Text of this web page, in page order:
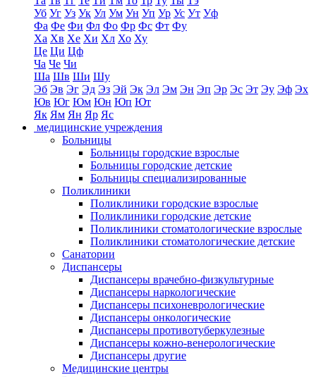
Уб Уг Уз Ук Ул Ум Ун Уп Ур Ус Ут Уф
Фа Фе Фи Фл Фо Фр Фс Фт Фу
Ха Хв Хе Хи Хл Хо Ху
Це Ци Цф
Ча Че Чи
Ша Шв Ши Шу
Эб Эв Эг Эд Эз Эй Эк Эл Эм Эн Эп Эр Эс Эт Эу Эф Эх
Юв Юг Юм Юн Юп Ют
Як Ям Ян Яр Яс
медицинские учреждения
Больницы
Больницы городские взрослые
Больницы городские детские
Больницы специализированные
Поликлиники
Поликлиники городские взрослые
Поликлиники городские детские
Поликлиники стоматологические взрослые
Поликлиники стоматологические детские
Санатории
Диспансеры
Диспансеры врачебно-физкультурные
Диспансеры наркологические
Диспансеры психоневрологические
Диспансеры онкологические
Диспансеры противотуберкулезные
Диспансеры кожно-венерологические
Диспансеры другие
Медицинские центры